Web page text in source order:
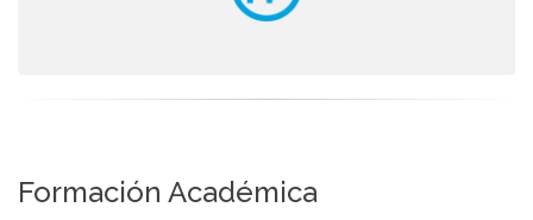
Formación Académica